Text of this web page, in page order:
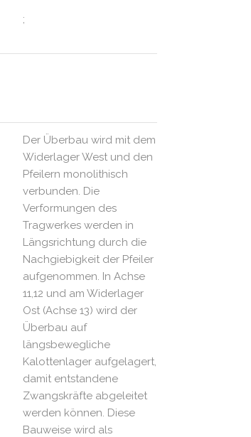
;
Der Überbau wird mit dem
Widerlager West und den
Pfeilern monolithisch
verbunden. Die
Verformungen des
Tragwerkes werden in
Längsrichtung durch die
Nachgiebigkeit der Pfeiler
aufgenommen. In Achse
11,12 und am Widerlager
Ost (Achse 13) wird der
Überbau auf
längsbewegliche
Kalottenlager aufgelagert,
damit entstandene
Zwangskräfte abgeleitet
werden können. Diese
Bauweise wird als